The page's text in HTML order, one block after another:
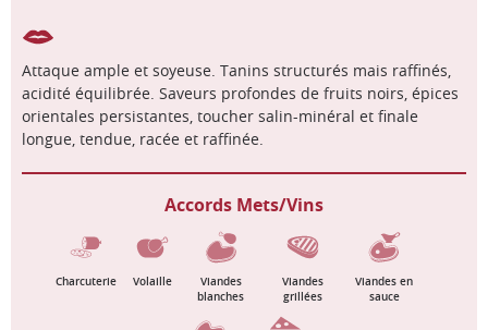
Attaque ample et soyeuse. Tanins structurés mais raffinés,
acidité équilibrée. Saveurs profondes de fruits noirs, épices
orientales persistantes, toucher salin-minéral et finale
longue, tendue, racée et raffinée.
Accords Mets/Vins
Charcuterie Volaille
Viandes
blanches
Viandes
grillées
Viandes en
sauce